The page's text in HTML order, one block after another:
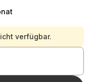
verfügbar.